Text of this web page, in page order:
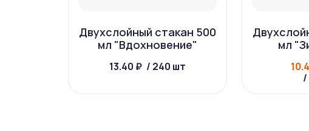
Двухслойный стакан 500
мл "Вдохновение"
13.40 ₽ / 240 шт
мл
/